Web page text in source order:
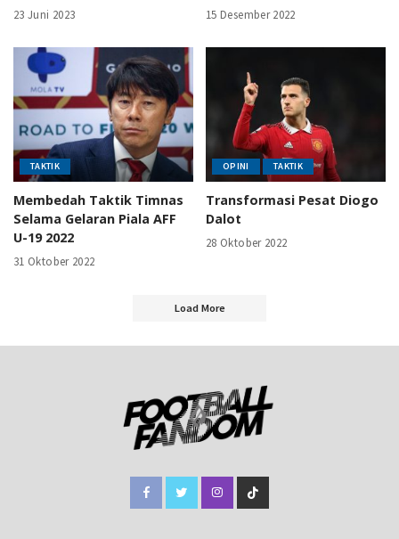
23 Juni 2023 15 Desember 2022
TAKTIK
Membedah Taktik Timnas
Selama Gelaran Piala AFF
U-19 2022
31 Oktober 2022
OPINI TAKTIK
Transformasi Pesat Diogo
Dalot
28 Oktober 2022
Load More